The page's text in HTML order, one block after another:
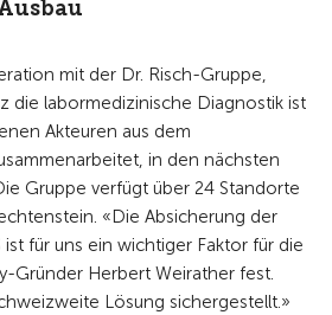
mit der Dr. Risch-Gruppe,
die labormedizinische Diagnostik ist
Akteuren aus dem
in den nächsten
Gruppe verfügt über 24 Standorte
«Die Absicherung der
ist für uns ein wichtiger Faktor für die
Gründer Herbert Weirather fest.
Lösung sichergestellt.»